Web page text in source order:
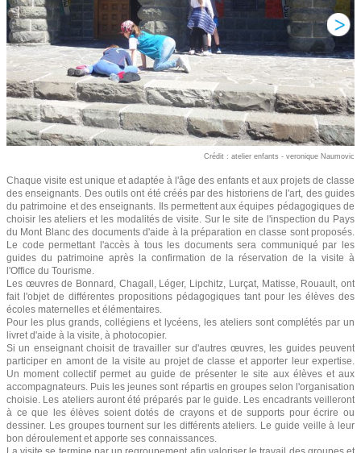
Crédit : atelier enfants - veronique Naumovic
Chaque visite est unique et adaptée à l'âge des enfants et aux projets de classe
des enseignants. Des outils ont été créés par des historiens de l'art, des guides
du patrimoine et des enseignants. Ils permettent aux équipes pédagogiques de
choisir les ateliers et les modalités de visite. Sur le site de l'inspection du Pays
du Mont Blanc des documents d'aide à la préparation en classe sont proposés.
Le code permettant l'accès à tous les documents sera communiqué par les
guides du patrimoine après la confirmation de la réservation de la visite à
l'Office du Tourisme.
Les œuvres de Bonnard, Chagall, Léger, Lipchitz, Lurçat, Matisse, Rouault, ont
fait l'objet de différentes propositions pédagogiques tant pour les élèves des
écoles maternelles et élémentaires.
Pour les plus grands, collégiens et lycéens, les ateliers sont complétés par un
livret d'aide à la visite, à photocopier.
Si un enseignant choisit de travailler sur d'autres œuvres, les guides peuvent
participer en amont de la visite au projet de classe et apporter leur expertise.
Un moment collectif permet au guide de présenter le site aux élèves et aux
accompagnateurs. Puis les jeunes sont répartis en groupes selon l'organisation
choisie. Les ateliers auront été préparés par le guide. Les encadrants veilleront
à ce que les élèves soient dotés de crayons et de supports pour écrire ou
dessiner. Les groupes tournent sur les différents ateliers. Le guide veille à leur
bon déroulement et apporte ses connaissances.